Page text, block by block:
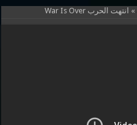
» انتهت الحرب War Is Over